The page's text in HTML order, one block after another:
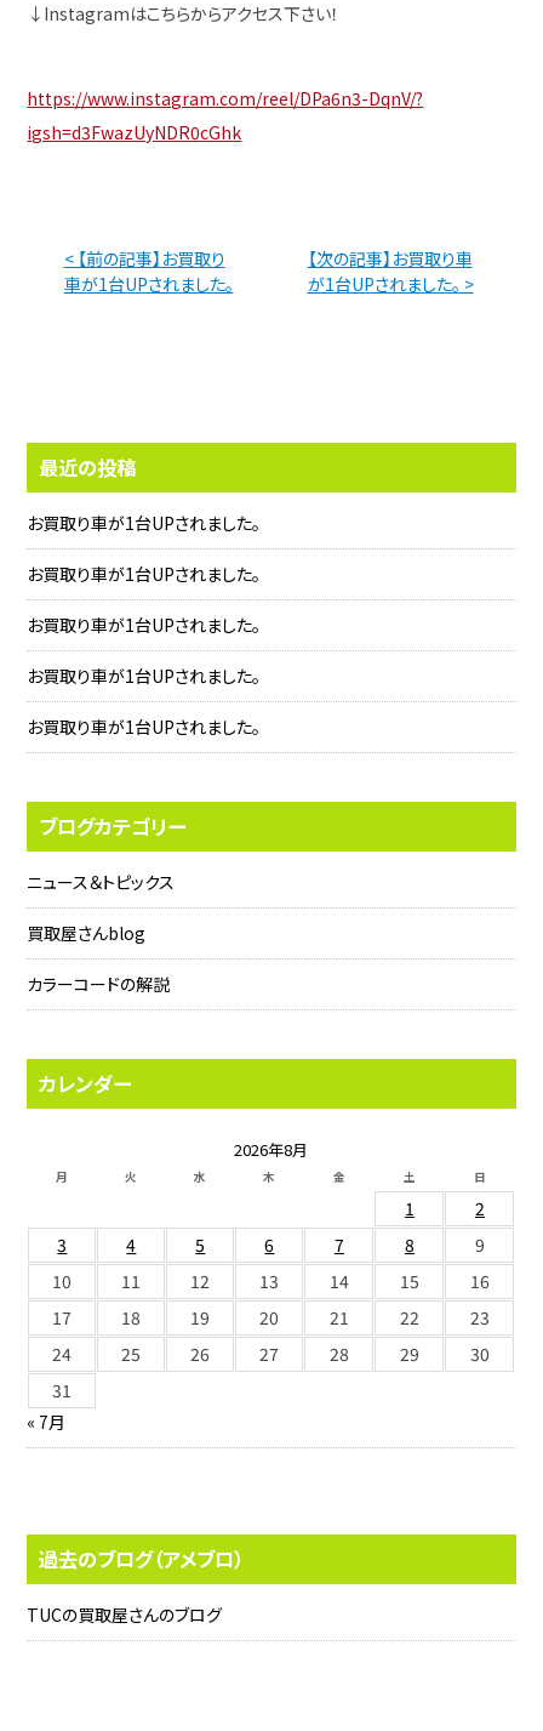
↓Instagramはこちらからアクセス下さい！
https://www.instagram.com/reel/DPa6n3-DqnV/?
igsh=d3FwazUyNDR0cGhk
< 【前の記事】お買取り
車が1台UPされました。
【次の記事】お買取り車
が1台UPされました。 >
最近の投稿
お買取り車が1台UPされました。
お買取り車が1台UPされました。
お買取り車が1台UPされました。
お買取り車が1台UPされました。
お買取り車が1台UPされました。
ブログカテゴリー
ニュース＆トピックス
買取屋さんblog
カラーコードの解説
カレンダー
2026年8月
月 火 水 木 金 土 日
1
2
3
4 5 6 7 8
9
10
11 12 13 14 15
16
17
18 19 20 21 22
23
24
25 26 27 28 29
30
31
« 7月
過去のブログ（アメブロ）
TUCの買取屋さんのブログ